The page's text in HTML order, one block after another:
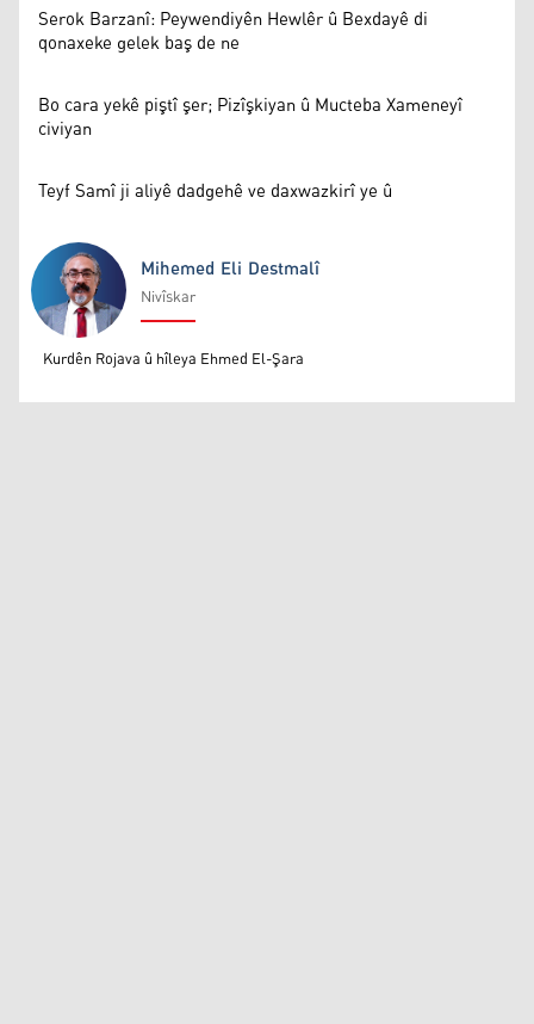
Serok Barzanî: Peywendiyên Hewlêr û Bexdayê di
qonaxeke gelek baş de ne
Bo cara yekê piştî şer; Pizîşkiyan û Mucteba Xameneyî
civiyan
Teyf Samî ji aliyê dadgehê ve daxwazkirî ye û
Mihemed Eli Destmalî
Mihemed Eli Destmalî
Nivîskar
Kurdên Rojava û hîleya Ehmed El-Şara